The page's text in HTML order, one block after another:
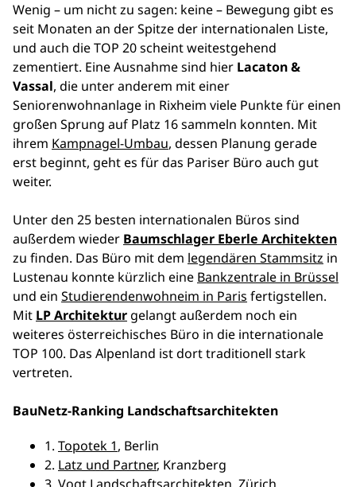
Wenig – um nicht zu sagen: keine – Bewegung gibt es
seit Monaten an der Spitze der internationalen Liste,
und auch die TOP 20 scheint weitestgehend
zementiert. Eine Ausnahme sind hier Lacaton &
Vassal, die unter anderem mit einer
Seniorenwohnanlage in Rixheim viele Punkte für einen
großen Sprung auf Platz 16 sammeln konnten. Mit
ihrem Kampnagel-Umbau, dessen Planung gerade
erst beginnt, geht es für das Pariser Büro auch gut
weiter.
Unter den 25 besten internationalen Büros sind
außerdem wieder Baumschlager Eberle Architekten
zu finden. Das Büro mit dem legendären Stammsitz in
Lustenau konnte kürzlich eine Bankzentrale in Brüssel
und ein Studierendenwohneim in Paris fertigstellen.
Mit LP Architektur gelangt außerdem noch ein
weiteres österreichisches Büro in die internationale
TOP 100. Das Alpenland ist dort traditionell stark
vertreten.
BauNetz-Ranking Landschaftsarchitekten
1. Topotek 1, Berlin
2. Latz und Partner, Kranzberg